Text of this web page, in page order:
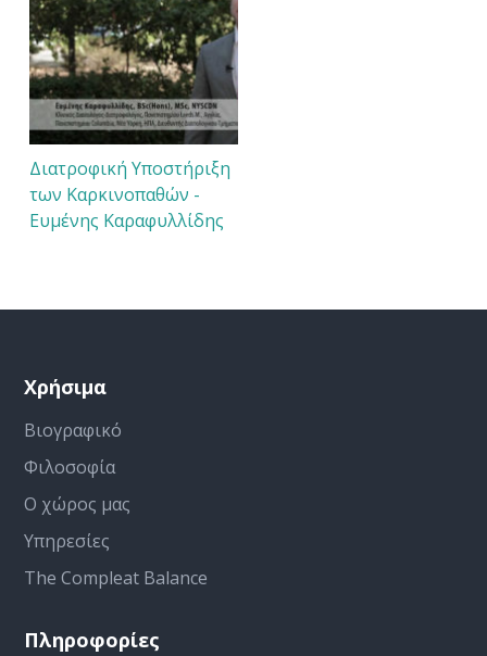
Διατροφική Υποστήριξη
των Καρκινοπαθών -
Ευμένης Καραφυλλίδης
Χρήσιμα
Βιογραφικό
Φιλοσοφία
Ο χώρος μας
Υπηρεσίες
The Compleat Balance
Πληροφορίες